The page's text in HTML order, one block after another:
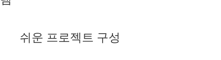
쉬운 프로젝트 구성